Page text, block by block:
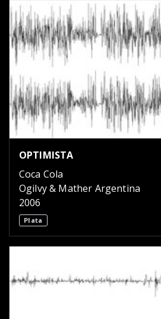
OPTIMISTA
Coca Cola
Ogilvy & Mather Argentina
2006
Plata